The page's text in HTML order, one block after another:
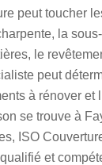
peut toucher
la
le
peut
à rénover et
se trouve à
ISO
et